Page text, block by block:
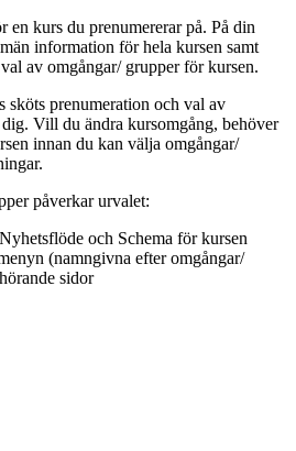
kurs du prenumererar på. På din
information för hela kursen samt
av omgångar/ grupper för kursen.
sköts prenumeration och val av
Vill du ändra kursomgång, behöver
innan du kan välja omgångar/
påverkar urvalet:
och Schema för kursen
(namngivna efter omgångar/
sidor